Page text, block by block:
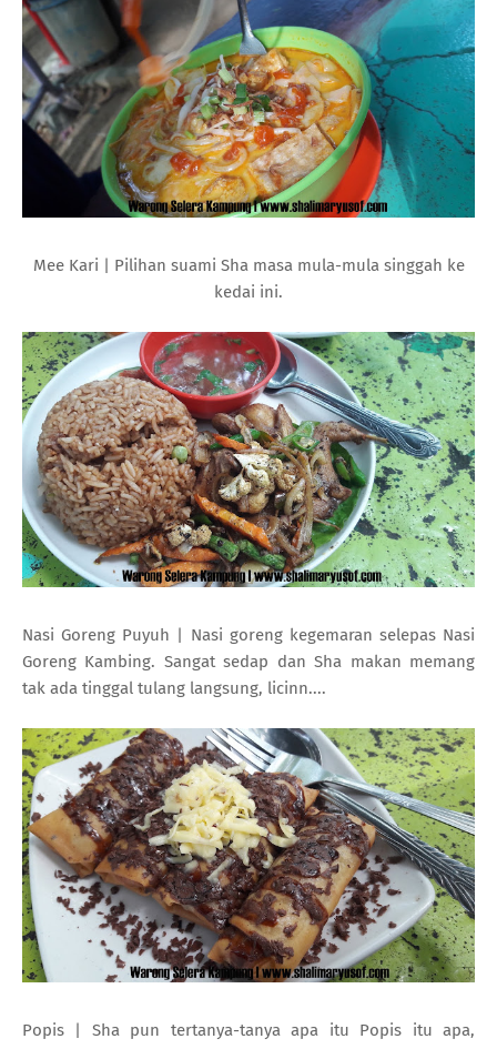
Mee Kari | Pilihan suami Sha masa mula-mula singgah ke
kedai ini.
Nasi Goreng Puyuh | Nasi goreng kegemaran selepas Nasi
Goreng Kambing. Sangat sedap dan Sha makan memang
tak ada tinggal tulang langsung, licinn....
Popis | Sha pun tertanya-tanya apa itu Popis itu apa,